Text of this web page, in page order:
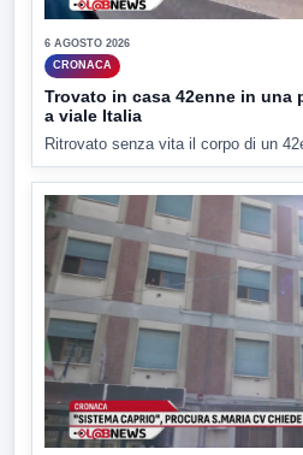
6 AGOSTO 2026
CRONACA
Trovato in casa 42enne in una
a viale Italia
Ritrovato senza vita il corpo di un